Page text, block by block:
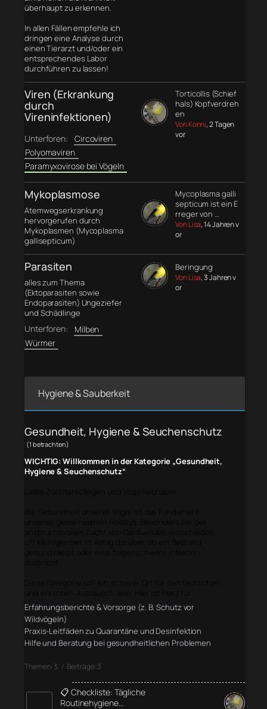
überhaupt zu erkennen.
In allen Fällen empfehle ich
dringen eine Analyse durch
einen Tierarzt und/oder ein
entsprechendes Labor
durchführen zu lassen!
Viren (Erkrankung
durch
Vireninfektionen)
Unterforen:
Circoviren
Polyomaviren
Paramyxovirose bei Vögeln
Torticollis (Schief
hals) Kopfverdreh
en
Von Konni, 2 Tagen
vor
Mykoplasmose
Atemwegserkrankung
hervorgerufen durch
Mykoplasmen (Mycoplasma
gallisepticum)
Mycoplasma galli
septicum ist ein E
rreger von …
Von Lisa, 14 Jahren v
or
Parasiten
alles zum Thema
(Ektoparasiten sowie
Endoparasiten) Ungeziefer
und Schädlinge
Unterforen:
Milben
Würmer
Beringung
Von Lisa, 3 Jahren v
or
Hygiene & Sauberkeit
Gesundheit, Hygiene & Seuchenschutz
(1 betrachten)
WICHTIG: Willkommen in der Kategorie „Gesundheit,
Hygiene & Seuchenschutz“
Erfahrungsberichte & Vorsorge (z. B. Schutz vor
Wildvögeln)
Praxis-Leitfäden zu Quarantäne und Desinfektion
Hilfe und Beratung bei gesundheitlichen Problemen
Themen: 3 / Beiträge: 3
📋 Checkliste: Tägliche
Routinehygiene…